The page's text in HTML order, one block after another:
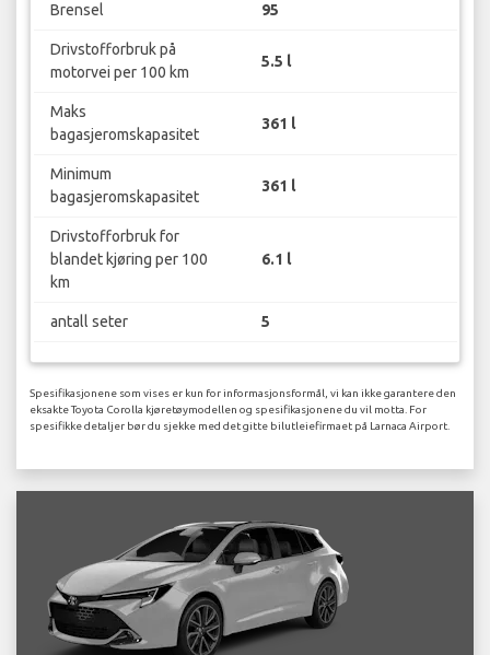
Brensel 95
Drivstofforbruk på
motorvei per 100 km
5.5 l
Maks
bagasjeromskapasitet
361 l
Minimum
bagasjeromskapasitet
361 l
Drivstofforbruk for
blandet kjøring per 100
km
6.1 l
antall seter 5
Spesifikasjonene som vises er kun for informasjonsformål, vi kan ikke garantere den
eksakte Toyota Corolla kjøretøymodellen og spesifikasjonene du vil motta. For
spesifikke detaljer bør du sjekke med det gitte bilutleiefirmaet på Larnaca Airport.